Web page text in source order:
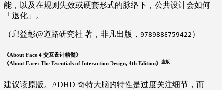
能，以及在规则失效或硬套形式的脉络下，公共设计会如何
「退化」。
（邱益彰@道路研究社 著，非凡出版， 9789888759422 ）
《About Face 4 交互设计精髓》
《About Face: The Essentials of Interaction Design, 4th Edition》 盗版
建议读原版。ADHD 奇特大脑的特性是过度关注细节，而